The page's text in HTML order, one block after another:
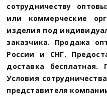
сотрудничеству
или коммерческие
изделия под
заказчика. Продажа
России и СНГ.
доставка
Условия
представителя